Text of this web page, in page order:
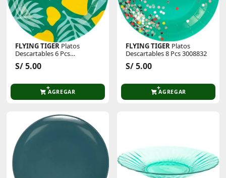
FLYING TIGER Platos
Descartables 6 Pcs
P/Cumpleaños 3022176
S/ 5.00
AGREGAR
FLYING TIGER Platos
Descartables 8 Pcs 3008832
S/ 5.00
AGREGAR